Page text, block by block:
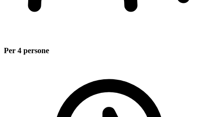
Per 4 persone